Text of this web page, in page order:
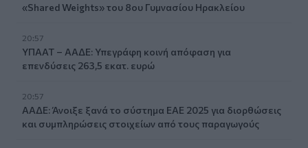
«Shared Weights» του 8ου Γυμνασίου Ηρακλείου
20:57
ΥΠΑΑΤ – ΑΑΔΕ: Υπεγράφη κοινή απόφαση για
επενδύσεις 263,5 εκατ. ευρώ
20:57
ΑΑΔΕ: Άνοιξε ξανά το σύστημα ΕΑΕ 2025 για διορθώσεις
και συμπληρώσεις στοιχείων από τους παραγωγούς